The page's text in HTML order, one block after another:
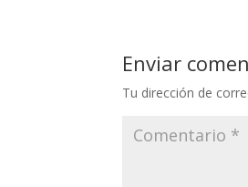
Enviar
Tu dirección de